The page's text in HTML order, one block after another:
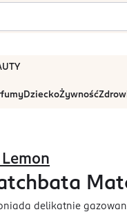
DzieckoŻywność
delikatnie